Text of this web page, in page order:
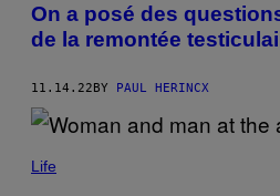
On a posé des
de la remontée
11.14.22 BY PAUL HERINCX
Life